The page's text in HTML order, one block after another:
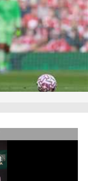
آراء حرة
ركن الألعاب
بطولات
الدوري المصري